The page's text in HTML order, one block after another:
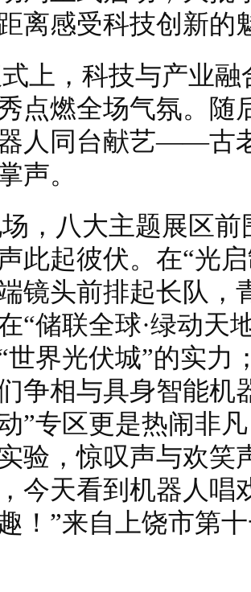
离感受科技创新的
上，科技与产业
点燃全场气氛。随
人同台献艺——古
声。
，八大主题展区
此起彼伏。在“光
镜头前排起长队，
“储联全球·绿动天
世界光伏城”的实力
争相与具身智能机
”专区更是热闹非
验，惊叹声与欢笑
今天看到机器人唱
！”来自上饶市第